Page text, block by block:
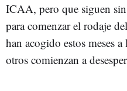
ICAA, pero que siguen
para comenzar el rodaje
han acogido estos meses
otros comienzan a